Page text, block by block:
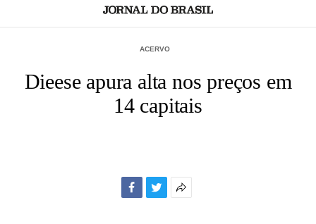
ACERVO
Dieese apura alta nos preços em
14 capitais